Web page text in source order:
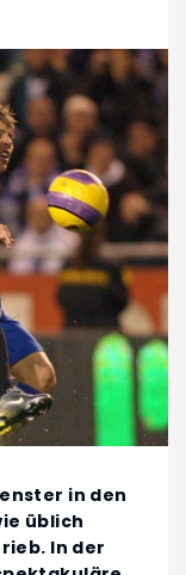
in den
üblich
In der